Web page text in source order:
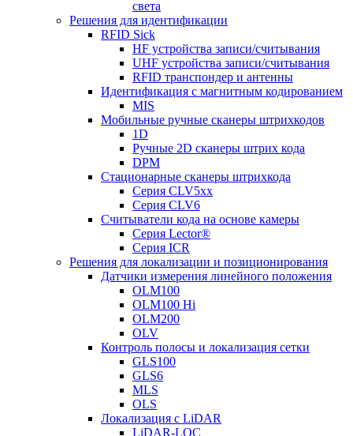
света
Решения для идентификации
RFID Sick
HF устройства записи/считывания
UHF устройства записи/считывания
RFID транспондер и антенны
Идентификация с магнитным кодированием
MIS
Мобильные ручные сканеры штрихкодов
1D
Ручные 2D сканеры штрих кода
DPM
Стационарные сканеры штрихкода
Серия CLV5xx
Серия CLV6
Считыватели кода на основе камеры
Серия Lector®
Серия ICR
Решения для локализации и позиционирования
Датчики измерения линейного положения
OLM100
OLM100 Hi
OLM200
OLV
Контроль полосы и локализация сетки
GLS100
GLS6
MLS
OLS
Локализация с LiDAR
LiDAR-LOC